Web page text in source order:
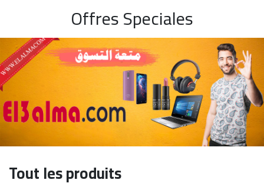
Offres Speciales
Tout les produits